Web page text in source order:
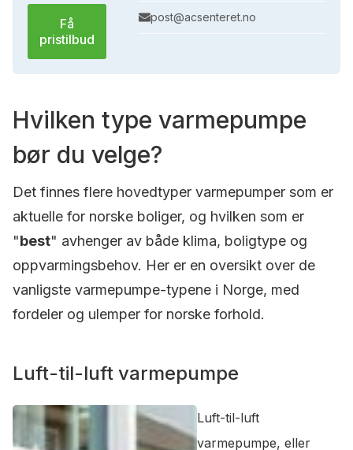
Få
pristilbud
post@acsenteret.no
Hvilken type varmepumpe
bør du velge?
Det finnes flere hovedtyper varmepumper som er
aktuelle for norske boliger, og hvilken som er
"best" avhenger av både klima, boligtype og
oppvarmingsbehov. Her er en oversikt over de
vanligste varmepumpe-typene i Norge, med
fordeler og ulemper for norske forhold.
Luft-til-luft varmepumpe
Luft-til-luft
varmepumpe, eller